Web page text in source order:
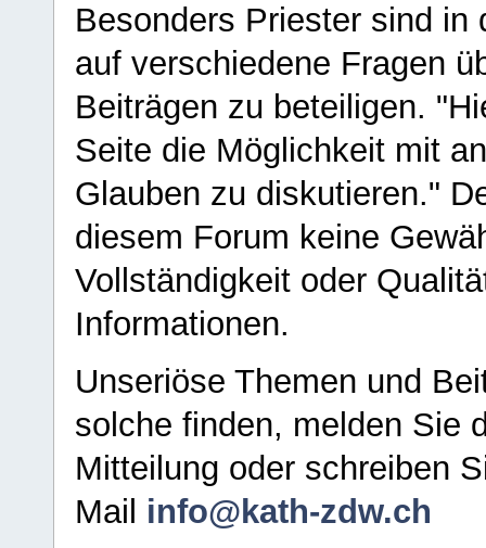
Besonders Priester sind in
auf verschiedene Fragen
Beiträgen zu beteiligen.
Seite die Möglichkeit mit
Glauben zu diskutieren."
diesem Forum keine
Vollständigkeit oder
Informationen.
Unseriöse Themen und
solche finden, melden Sie
Mitteilung oder schreiben
Mail info@kath-zdw.ch